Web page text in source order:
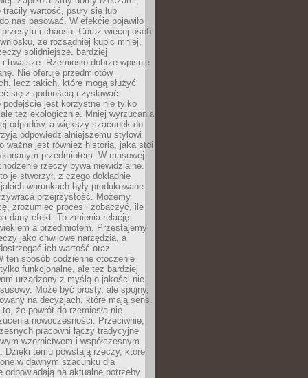
wartość, psuły się lub
nas pasować. W efekcie pojawiło
i chaosu. Coraz więcej osób
że rozsądniej kupić mniej,
solidniejsze, bardziej
trwalsze. Rzemiosło dobrze wpisuje
Nie oferuje przedmiotów
lecz takich, które mogą służyć
się z godnością i zyskiwać
podejście jest korzystne nie tylko
też ekologicznie. Mniej wyrzucania
odpadów, a większy szacunek do
odpowiedzialniejszemu stylowi
ważna jest również historia, jaka stoi
przedmiotem. W masowej
rzeczy bywa niewidzialne.
je stworzył, z czego dokładnie
warunkach były produkowane.
przejrzystość. Możemy
zrozumieć proces i zobaczyć, ile
dany efekt. To zmienia relację
a przedmiotem. Przestajemy
jako chwilowe narzędzia, a
ich wartość oraz
ten sposób codzienne otoczenie
funkcjonalne, ale też bardziej
urządzony z myślą o jakości nie
Może być prosty, ale spójny,
na decyzjach, które mają sens.
że powrót do rzemiosła nie
nowoczesności. Przeciwnie,
pracowni łączy tradycyjne
wzornictwem i współczesnym
Dzięki temu powstają rzeczy, które
w dawnym szacunku dla
odpowiadają na aktualne potrzeby